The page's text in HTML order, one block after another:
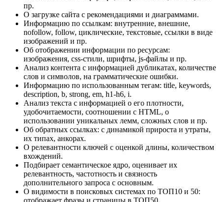
пр.
О загрузке сайта с рекомендациями и диаграммами.
Информацию по ссылкам: внутренние, внешние,
nofollow, follow, циклические, текстовые, ссылки в виде
изображений и пр.
Об отображении информации по ресурсам:
изображения, css-стили, шрифты, js-файлы и пр.
Анализ контента с информацией дубликатах, количестве
слов и символов, на грамматические ошибки.
Информацию по использованным тегам: title, keywords,
description, b, strong, em, h1-h6, i.
Анализ текста с информацией о его плотности,
удобочитаемости, соотношении с HTML, о
использовании уникальных лемм, сложных слов и пр.
Об обратных ссылках: с динамикой прироста и утраты,
их типах, анкорах.
О релевантности ключей с оценкой длины, количеством
вхождений.
Подбирает семантическое ядро, оценивает их
релевантность, частотность и связность
дополнительного запроса с основным.
О видимости в поисковых системах по ТОП10 и 50:
отображает фразы и страницы в ТОП50,